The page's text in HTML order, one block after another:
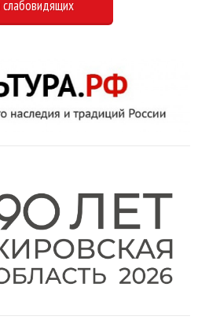
слабовидящих